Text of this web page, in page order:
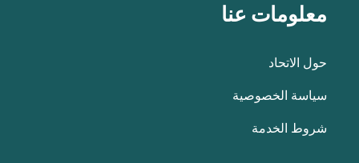
معلومات عنا
حول الاتحاد
سياسة الخصوصية
شروط الخدمة